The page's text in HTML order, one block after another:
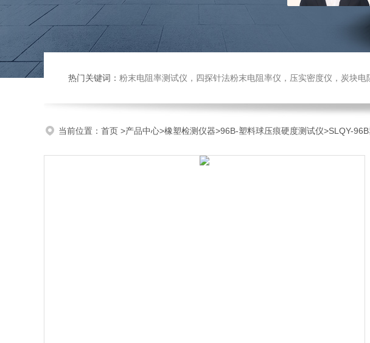
热门关键词： 粉末电阻率测试仪，四探针法粉末电阻率仪，压实密度仪，炭块电阻率测定仪，振实密度仪，比表面积测试仪，真
当前位置： 首页 >产品中心>橡塑检测仪器>96B-塑料球压痕硬度测试仪>SLQY-